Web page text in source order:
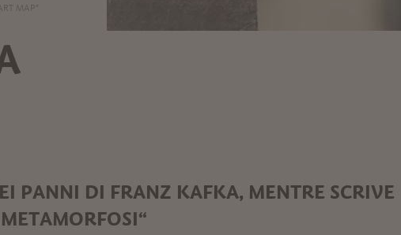
MAP"
PANNI DI FRANZ KAFKA, MENTRE SCRIVE